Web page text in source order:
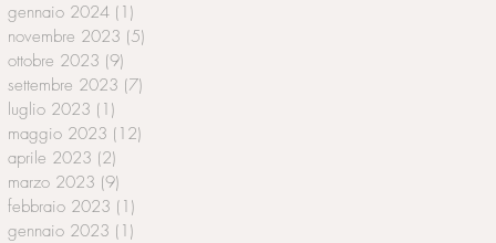
gennaio 2024 (1)
novembre 2023 (5)
ottobre 2023 (9)
settembre 2023 (7)
luglio 2023 (1)
maggio 2023 (12)
aprile 2023 (2)
marzo 2023 (9)
febbraio 2023 (1)
gennaio 2023 (1)